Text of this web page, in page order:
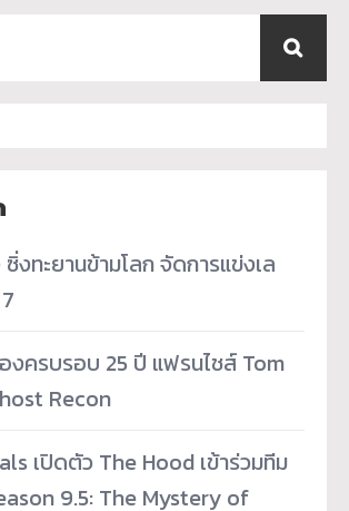
ซิ่งทะยานข้ามโลก จัดการแข่งเล
ครบรอบ 25 ปี แฟรนไชส์ Tom
Recon
เปิดตัว The Hood เข้าร่วมทีม
9.5: The Mystery of